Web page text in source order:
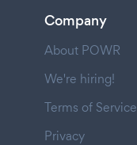
Company
About POWR
We're hiring!
Terms of Service
Privacy